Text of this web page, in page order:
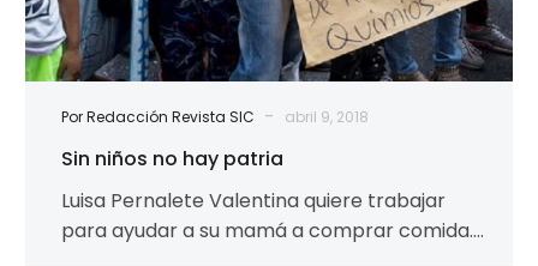
Por Redacción Revista SIC - abril 9, 2018
Sin niños no hay patria
Luisa Pernalete Valentina quiere trabajar
para ayudar a su mamá a comprar comida.